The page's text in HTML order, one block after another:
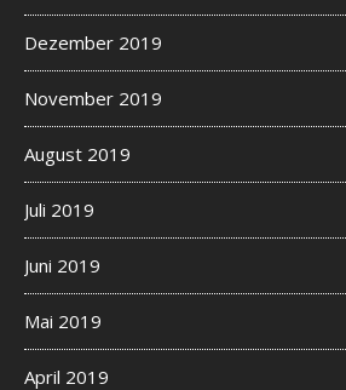
Dezember 2019
November 2019
August 2019
Juli 2019
Juni 2019
Mai 2019
April 2019